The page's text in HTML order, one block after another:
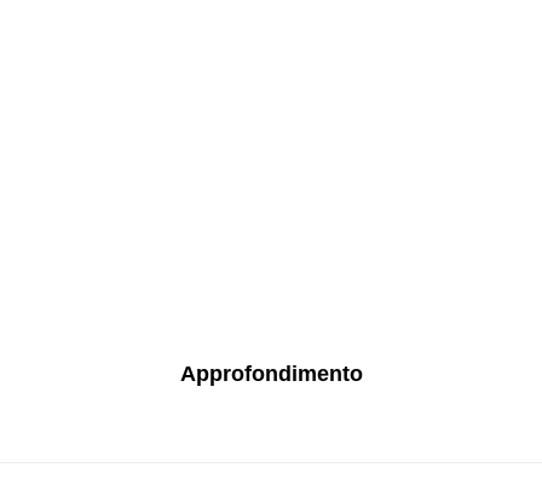
Approfondimento